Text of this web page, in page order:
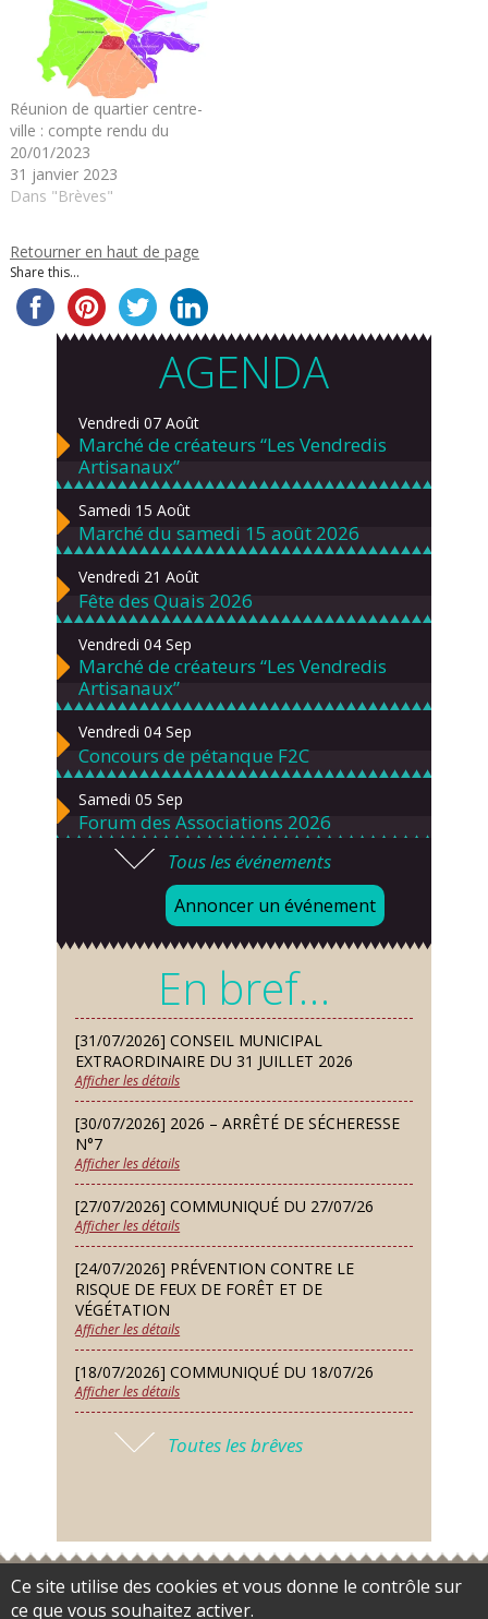
Ce site utilise des cookies et vous donne le contrôle sur
ce que vous souhaitez activer.
Réunion de quartier centre-
ville : compte rendu du
20/01/2023
31 janvier 2023
Dans "Brèves"
Retourner en haut de page
Share this...
AGENDA
Vendredi 07 Août
Marché de créateurs “Les Vendredis
Artisanaux”
Samedi 15 Août
Marché du samedi 15 août 2026
Vendredi 21 Août
Fête des Quais 2026
Vendredi 04 Sep
Marché de créateurs “Les Vendredis
Artisanaux”
Vendredi 04 Sep
Concours de pétanque F2C
Samedi 05 Sep
Forum des Associations 2026
Lundi 07 Sep
Danses solo et en couple – cours
d’essai gratuit
Mardi 08 Sep
Chorale À travers chants
Samedi 12 Sep
Défi de pêche aux leurres (concept
lure house)
Dimanche 13 Sep
Repas de fouées
Lundi 14 Sep
Conseil municipal du 14 septembre
2026
Jeudi 24 Sep
Permanence des Architectes des
Bâtiments de France
Samedi 26 Sep
Concours de palets
Vendredi 09 Oct
Soirée des nouveaux habitants
Concours de belote
Tous les événements
Annoncer un événement
En bref…
[31/07/2026] CONSEIL MUNICIPAL
EXTRAORDINAIRE DU 31 JUILLET 2026
Afficher les détails
[30/07/2026] 2026 – ARRÊTÉ DE SÉCHERESSE
N°7
Afficher les détails
[27/07/2026] COMMUNIQUÉ DU 27/07/26
Afficher les détails
[24/07/2026] PRÉVENTION CONTRE LE
RISQUE DE FEUX DE FORÊT ET DE
VÉGÉTATION
Afficher les détails
[18/07/2026] COMMUNIQUÉ DU 18/07/26
Afficher les détails
[17/07/2026] 2026 – ARRÊTÉ DE SÉCHERESSE
[16/07/2026] FERMETURE EXCEPTIONNELLE
DE LA MAIRIE
Toutes les brêves
Accès restreint Flux RSS Plan du site
Gestion des cookies
Données personnelles
Mentions légales